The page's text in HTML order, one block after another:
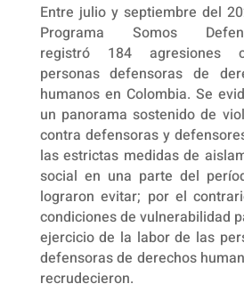
Entre julio y septiembre del
Programa Somos
registró 184 agresiones
personas defensoras de
humanos en Colombia. Se
un panorama sostenido de
contra defensoras y
las estrictas medidas de
social en una parte del
lograron evitar; por el
condiciones de vulnerabilidad
ejercicio de la labor de las
defensoras de derechos
recrudecieron.